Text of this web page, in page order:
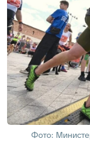
Фото: